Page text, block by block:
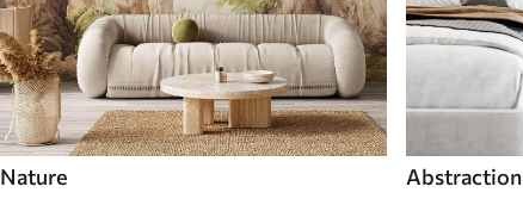
Nature Abstraction